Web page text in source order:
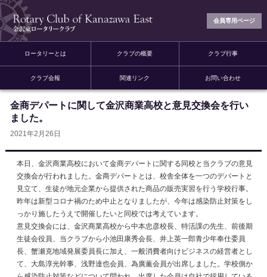
会員専用ページ
ロータリーとは クラブの概要 クラブ行事
クラブ会報 関連リンク お問い合わせ
金商デパートに関して金沢商業高校と意見交換会を行い
ました。
2021年2月26日
本日、金沢商業高校において金商デパートに関する同校と当クラブの意見
交換会が行われました。金商デパートとは、校舎全体を一つのデパートと
見立て、生徒が地元企業から提供された商品の販売実習を行う学校行事。
昨年は新型コロナ禍のため中止となりましたが、今年は感染防止対策をし
っかり施したうえで開催したいと同校では考えています。
意見交換会には、金沢商業高校から中本忠彦校長、特活課の先生、前後期
生徒会役員、当クラブから小池田康秀会長、井上英一郎青少年奉仕委員
長、蟹瀬克地域発展委員長に加え、一般消費者向けビジネスの経営者とし
て、大島淳光幹事、浅野達也会員、為廣薫会員が出席しました。学校側か